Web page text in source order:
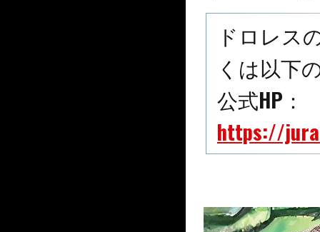
ドロレス
くは以下
公式HP：
https://